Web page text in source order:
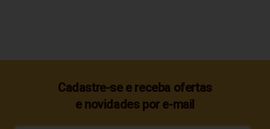
Cadastre-se e receba ofertas
e novidades por e-mail